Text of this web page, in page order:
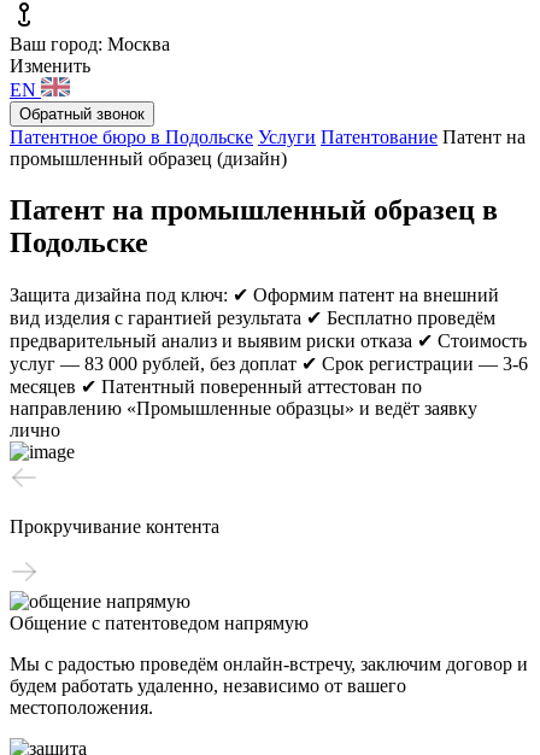
Ваш город: Москва
Изменить
EN
Обратный звонок
Патентное бюро в Подольске Услуги Патентование Патент на
промышленный образец (дизайн)
Патент на промышленный образец в
Подольске
Защита дизайна под ключ: ✔ Оформим патент на внешний
вид изделия с гарантией результата ✔ Бесплатно проведём
предварительный анализ и выявим риски отказа ✔ Стоимость
услуг — 83 000 рублей, без доплат ✔ Срок регистрации — 3-6
месяцев ✔ Патентный поверенный аттестован по
направлению «Промышленные образцы» и ведёт заявку
лично
Прокручивание контента
Общение с патентоведом напрямую
Мы с радостью проведём онлайн-встречу, заключим договор и
будем работать удаленно, независимо от вашего
местоположения.